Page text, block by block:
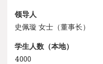
领导人
史佩璇 女士（董事长）
学生人数（本地）
4000